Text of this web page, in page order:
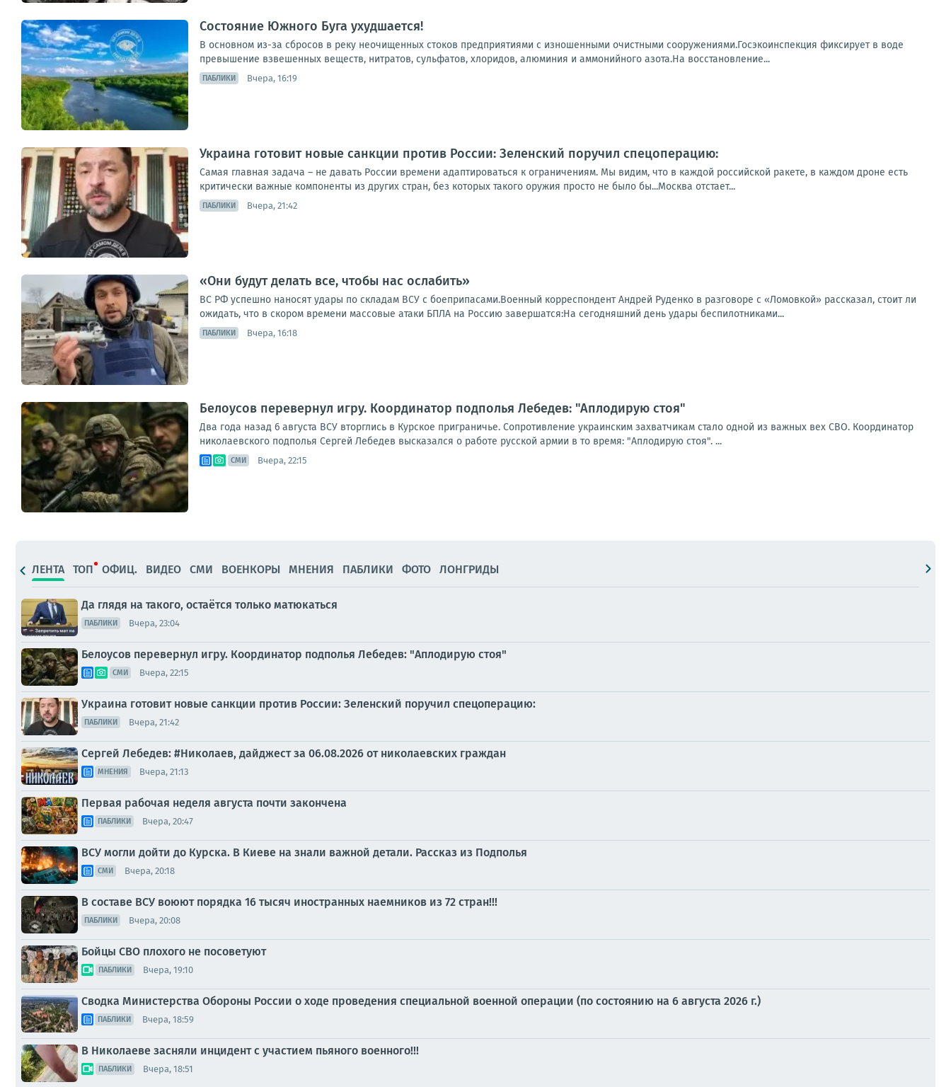
Состояние Южного Буга ухудшается!
В основном из-за сбросов в реку неочищенных стоков предприятиями с изношенными очистными сооружениями.Госэкоинспекция фиксирует в воде
превышение взвешенных веществ, нитратов, сульфатов, хлоридов, алюминия и аммонийного азота.На восстановление...
ПАБЛИКИ Вчера, 16:19
Украина готовит новые санкции против России: Зеленский поручил спецоперацию:
Самая главная задача – не давать России времени адаптироваться к ограничениям. Мы видим, что в каждой российской ракете, в каждом дроне есть
критически важные компоненты из других стран, без которых такого оружия просто не было бы...Москва отстает...
ПАБЛИКИ Вчера, 21:42
«Они будут делать все, чтобы нас ослабить»
ВС РФ успешно наносят удары по складам ВСУ с боеприпасами.Военный корреспондент Андрей Руденко в разговоре с «Ломовкой» рассказал, стоит ли
ожидать, что в скором времени массовые атаки БПЛА на Россию завершатся:На сегодняшний день удары беспилотниками...
ПАБЛИКИ Вчера, 16:18
Белоусов перевернул игру. Координатор подполья Лебедев: "Аплодирую стоя"
Два года назад 6 августа ВСУ вторглись в Курское приграничье. Сопротивление украинским захватчикам стало одной из важных вех СВО. Координатор
николаевского подполья Сергей Лебедев высказался о работе русской армии в то время: "Аплодирую стоя". ...
СМИ Вчера, 22:15
ЛЕНТА ТОП ОФИЦ. ВИДЕО СМИ ВОЕНКОРЫ МНЕНИЯ ПАБЛИКИ ФОТО ЛОНГРИДЫ
Да глядя на такого, остаётся только матюкаться
ПАБЛИКИ Вчера, 23:04
Белоусов перевернул игру. Координатор подполья Лебедев: "Аплодирую стоя"
СМИ Вчера, 22:15
Украина готовит новые санкции против России: Зеленский поручил спецоперацию:
ПАБЛИКИ Вчера, 21:42
Сергей Лебедев: #Николаев, дайджест за 06.08.2026 от николаевских граждан
МНЕНИЯ Вчера, 21:13
Первая рабочая неделя августа почти закончена
ПАБЛИКИ Вчера, 20:47
ВСУ могли дойти до Курска. В Киеве на знали важной детали. Рассказ из Подполья
СМИ Вчера, 20:18
В составе ВСУ воюют порядка 16 тысяч иностранных наемников из 72 стран!!!
ПАБЛИКИ Вчера, 20:08
Бойцы СВО плохого не посоветуют
ПАБЛИКИ Вчера, 19:10
Сводка Министерства Обороны России о ходе проведения специальной военной операции (по состоянию на 6 августа 2026 г.)
ПАБЛИКИ Вчера, 18:59
В Николаеве засняли инцидент с участием пьяного военного!!!
ПАБЛИКИ Вчера, 18:51